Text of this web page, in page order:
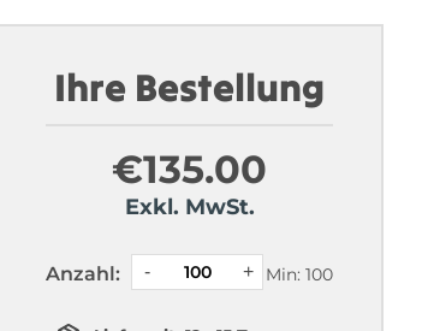
Ihre Bestellung
€135.00
Exkl. MwSt.
Anzahl: Min: 100